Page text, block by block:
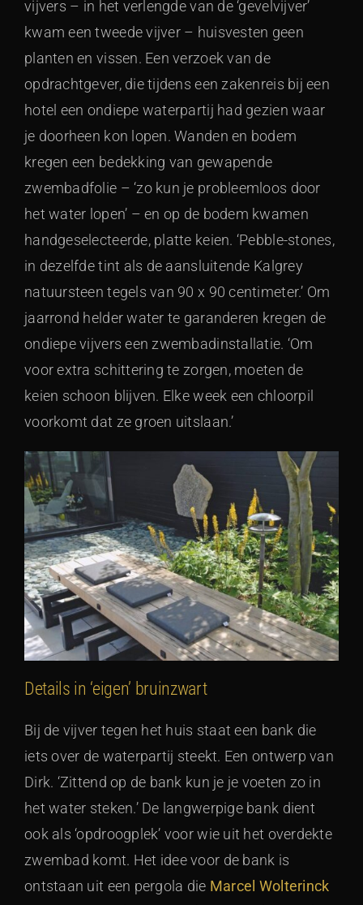
vijvers – in het verlengde van de ‘gevelvijver’
kwam een tweede vijver – huisvesten geen
planten en vissen. Een verzoek van de
opdrachtgever, die tijdens een zakenreis bij een
hotel een ondiepe waterpartij had gezien waar
je doorheen kon lopen. Wanden en bodem
kregen een bedekking van gewapende
zwembadfolie – ‘zo kun je probleemloos door
het water lopen’ – en op de bodem kwamen
handgeselecteerde, platte keien. ‘Pebble-stones,
in dezelfde tint als de aansluitende Kalgrey
natuursteen tegels van 90 x 90 centimeter.’ Om
jaarrond helder water te garanderen kregen de
ondiepe vijvers een zwembadinstallatie. ‘Om
voor extra schittering te zorgen, moeten de
keien schoon blijven. Elke week een chloorpil
voorkomt dat ze groen uitslaan.’
Details in ‘eigen’ bruinzwart
Bij de vijver tegen het huis staat een bank die
iets over de waterpartij steekt. Een ontwerp van
Dirk. ‘Zittend op de bank kun je je voeten zo in
het water steken.’ De langwerpige bank dient
ook als ‘opdroogplek’ voor wie uit het overdekte
zwembad komt. Het idee voor de bank is
ontstaan uit een pergola die Marcel Wolterinck